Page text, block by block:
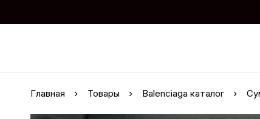
Главная Товары Balenciaga каталог